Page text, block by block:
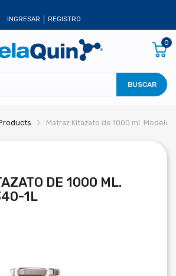
INGRESAR REGISTRO
0
BUSCAR
Matraz Kitazato de 1000 ml. Modelo.
DE 1000 ML.
1L